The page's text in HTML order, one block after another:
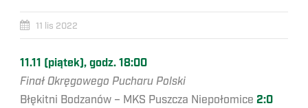
11 lis 2022
11.11 (piątek), godz. 18:00
Finał Okręgowego Pucharu Polski
Błękitni Bodzanów – MKS Puszcza Niepołomice 2:0